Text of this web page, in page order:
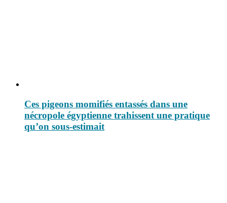
Ces pigeons momifiés entassés dans une
nécropole égyptienne trahissent une pratique
qu’on sous-estimait